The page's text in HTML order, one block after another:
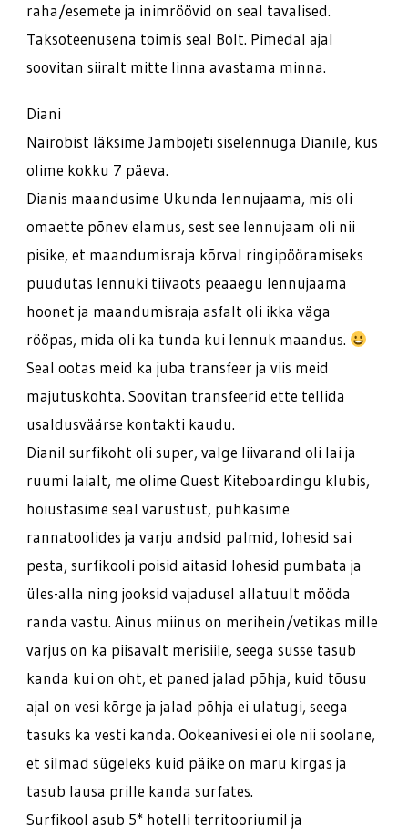
raha/esemete ja inimröövid on seal tavalised.
Taksoteenusena toimis seal Bolt. Pimedal ajal
soovitan siiralt mitte linna avastama minna.
Diani
Nairobist läksime Jambojeti siselennuga Dianile, kus
olime kokku 7 päeva.
Dianis maandusime Ukunda lennujaama, mis oli
omaette põnev elamus, sest see lennujaam oli nii
pisike, et maandumisraja kõrval ringipööramiseks
puudutas lennuki tiivaots peaaegu lennujaama
hoonet ja maandumisraja asfalt oli ikka väga
rööpas, mida oli ka tunda kui lennuk maandus.
Seal ootas meid ka juba transfeer ja viis meid
majutuskohta. Soovitan transfeerid ette tellida
usaldusväärse kontakti kaudu.
Dianil surfikoht oli super, valge liivarand oli lai ja
ruumi laialt, me olime Quest Kiteboardingu klubis,
hoiustasime seal varustust, puhkasime
rannatoolides ja varju andsid palmid, lohesid sai
pesta, surfikooli poisid aitasid lohesid pumbata ja
üles-alla ning jooksid vajadusel allatuult mööda
randa vastu. Ainus miinus on merihein/vetikas mille
varjus on ka piisavalt merisiile, seega susse tasub
kanda kui on oht, et paned jalad põhja, kuid tõusu
ajal on vesi kõrge ja jalad põhja ei ulatugi, seega
tasuks ka vesti kanda. Ookeanivesi ei ole nii soolane,
et silmad sügeleks kuid päike on maru kirgas ja
tasub lausa prille kanda surfates.
Surfikool asub 5* hotelli territooriumil ja